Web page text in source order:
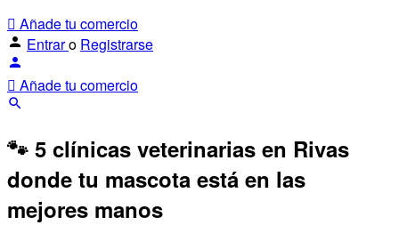
Añade tu comercio
Entraro Registrarse
Añade tu comercio
🐾 5 clínicas veterinarias en Rivas
donde tu mascota está en las
mejores manos